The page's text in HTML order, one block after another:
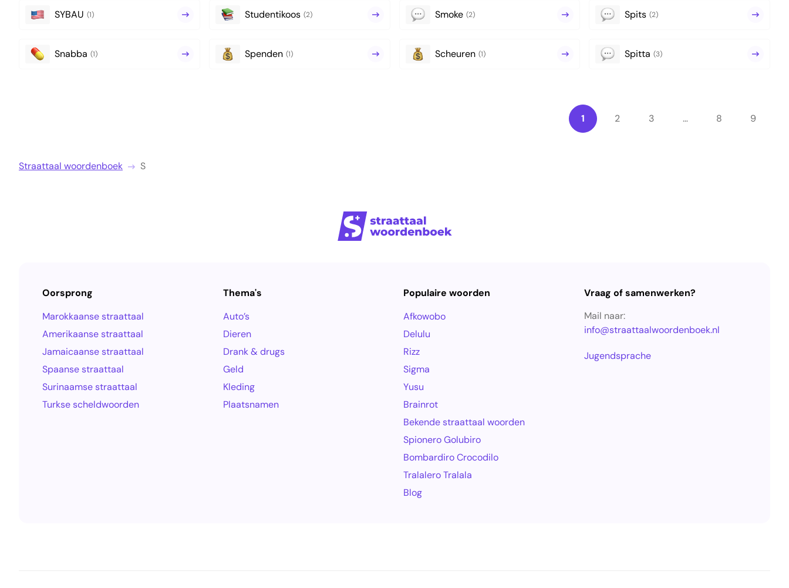
SYBAU (1) Studentikoos (2) Smoke (2) Spits (2)
Snabba (1) Spenden (1) Scheuren (1) Spitta (3)
1 2 3 … 8 9
Straattaal woordenboek S
Oorsprong
Marokkaanse straattaal
Amerikaanse straattaal
Jamaicaanse straattaal
Spaanse straattaal
Surinaamse straattaal
Turkse scheldwoorden
Thema's
Auto’s
Dieren
Drank & drugs
Geld
Kleding
Plaatsnamen
Populaire woorden
Afkowobo
Delulu
Rizz
Sigma
Yusu
Brainrot
Bekende straattaal woorden
Spionero Golubiro
Bombardiro Crocodilo
Tralalero Tralala
Blog
Vraag of samenwerken?
Mail naar:
info@straattaalwoordenboek.nl
Jugendsprache